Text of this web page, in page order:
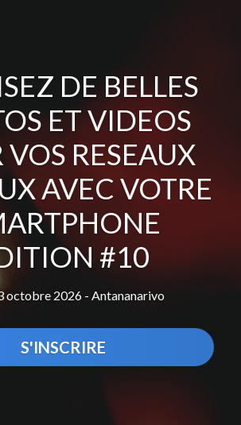
ET VIDEOS
RESEAUX
AVEC VOTRE
#10
octobre 2026 - Antananarivo
S'INSCRIRE